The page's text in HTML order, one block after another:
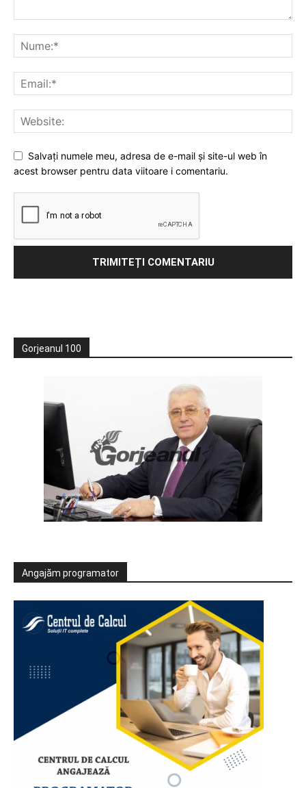
Salvați numele meu, adresa de e-mail și site-ul web în
acest browser pentru data viitoare i comentariu.
Gorjeanul 100
Angajăm programator